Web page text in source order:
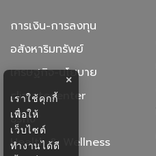
การเงิน-การลงทุน
อสังหาริมทรัพย์
เศรษฐกิจ-นโยบาย
climatecenter
ธุรกิจ
Health & Wellness
×
เราใช้คุกกี้
เพื่อให้
เว็บไซต์
ทำงานได้ดี